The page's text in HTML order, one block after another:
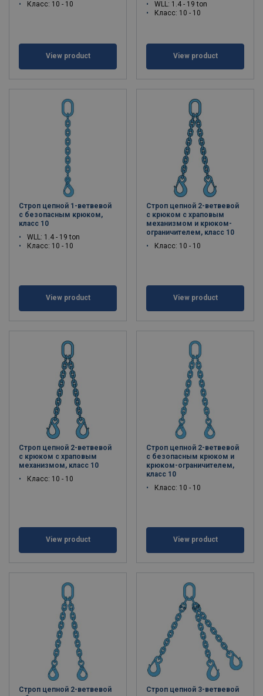
Класс: 10 - 10
View product
WLL: 1.4 - 19 ton
Класс: 10 - 10
View product
Строп цепной 1-ветвевой
с безопасным крюком,
класс 10
WLL: 1.4 - 19 ton
Класс: 10 - 10
View product
Строп цепной 2-ветвевой
с крюком с храповым
механизмом и крюком-
ограничителем, класс 10
Класс: 10 - 10
View product
Строп цепной 2-ветвевой
с крюком с храповым
механизмом, класс 10
Класс: 10 - 10
View product
Строп цепной 2-ветвевой
с безопасным крюком и
крюком-ограничителем,
класс 10
Класс: 10 - 10
View product
Строп цепной 2-ветвевой
Строп цепной 3-ветвевой